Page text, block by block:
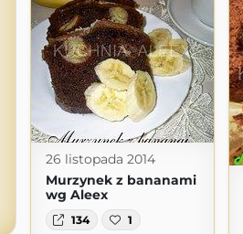
26 listopada 2014
Murzynek z bananami
wg Aleex
134 1